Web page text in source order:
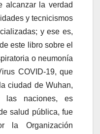
alcanzar la verdad
y tecnicismos
y ese es,
este libro sobre el
o neumonía
COVID-19, que
ciudad de Wuhan,
las naciones, es
salud pública, fue
la Organización